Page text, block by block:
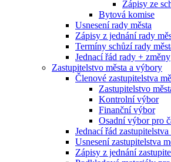
Zápisy ze
Bytová komise
Usnesení rady města
Zápisy z jednání rady
Termíny schůzí rady
Jednací řád rady + změny
Zastupitelstvo města a výbory
Členové zastupitelstva
Zastupitelstvo
Kontrolní výbor
Finanční výbor
Osadní výbor pro
Jednací řád
Usnesení zastupitelstva
Zápisy z jednání